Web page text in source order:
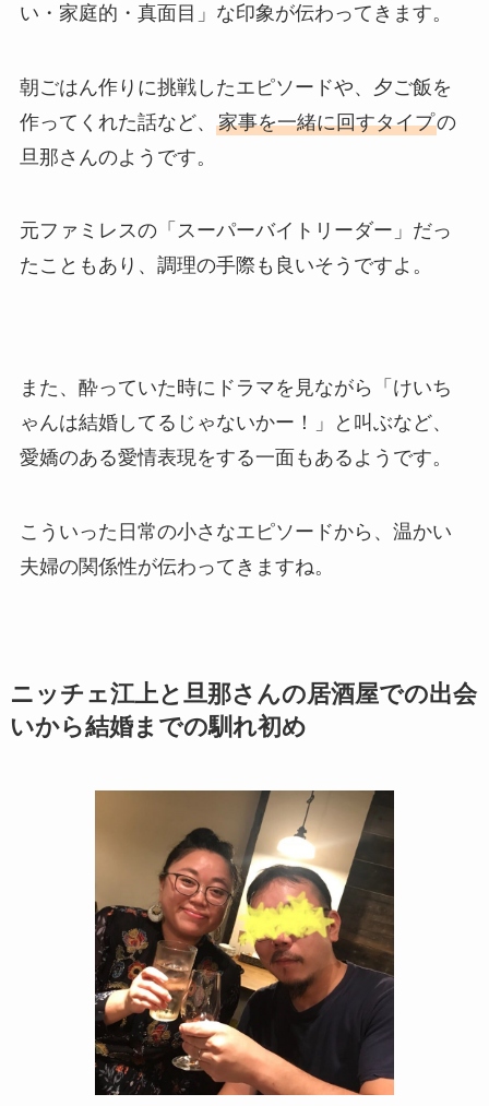
い・家庭的・真面目」な印象が伝わってきます。
朝ごはん作りに挑戦したエピソードや、夕ご飯を
作ってくれた話など、 家事を一緒に回すタイプの
旦那さんのようです。
元ファミレスの「スーパーバイトリーダー」だっ
たこともあり、調理の手際も良いそうですよ。
また、酔っていた時にドラマを見ながら「けいち
ゃんは結婚してるじゃないかー！」と叫ぶなど、
愛嬌のある愛情表現をする一面もあるようです。
こういった日常の小さなエピソードから、温かい
夫婦の関係性が伝わってきますね。
ニッチェ江上と旦那さんの居酒屋での出会
いから結婚までの馴れ初め